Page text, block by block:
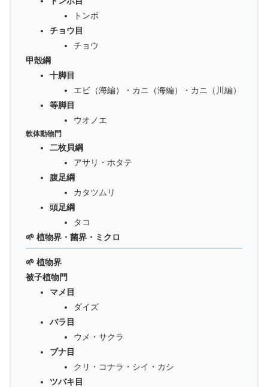
トンボ
チョウ目
チョウ
甲殻綱
十脚目
エビ（海編）・カニ（海編）・カニ（川編）
等脚目
ウオノエ
軟体動物門
二枚貝綱
アサリ・ホタテ
腹足綱
カタツムリ
頭足綱
タコ
🌱 植物界・菌界・ミクロ
🌱 植物界
被子植物門
マメ目
ダイズ
バラ目
ウメ・サクラ
ブナ目
クリ・コナラ・シイ・カシ
ツバキ目